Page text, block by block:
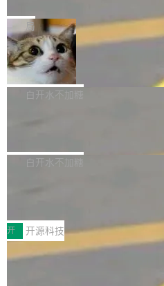
是把这段空隙补上。 回退到任何一
aDB 捕获 commit 之间的每一次操
微软同期总资本开支的四成。 与亚
bet、微软以及 Meta 等传统科技巨
ceXAI的资金消耗速度尤为引人瞩目
撑庞大支出的资金来源却呈现出截
貌。数据显示，微软和 Meta 主要
一个在终端里运行的编程 agent；
1.2，驱动这个 agent 的新模型。一
你可以用 curl -fsSL https://
sh | bash 安装一个能在大项目里
代码、验证结果的 AI 终端工具。
个主 agent 循环，外加一组后台
局
美团开源 LoHoSearch，用知识
准 AI 能力认知
机器出题的前提，是让机器拥有全
构建流程可以分为四个环节：建图
白开水不加糖
库，并将作为transport接入
MPComm将作为一种传输引擎接入
ENT，实现零拷贝传输性能提升
传输性能最高提升5倍。UCL-
于自研UCL-Engine通信引擎，后
白开水不加糖
型案例入选名单》，深信服“面向企
开源 AI 编程平台 CoStrict 应用”凭
创新与落地成效成功入选。 全链路
助力企业AI研发安全落地 当前，
开 开源科技
深信服AI算力网关入选工信部人
前不久，工业和信息化部正式发布